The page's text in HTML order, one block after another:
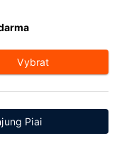
Vybrat
Piai